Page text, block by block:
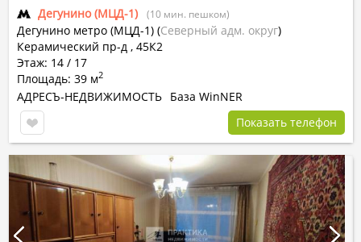
Дегунино (МЦД-1) (10 мин. пешком)
Дегунино метро (МЦД-1) (Северный адм. округ)
Керамический пр-д , 45К2
Этаж: 14 / 17
Площадь: 39 м2
АДРЕСЪ-НЕДВИЖИМОСТЬ База WinNER
Показать телефон